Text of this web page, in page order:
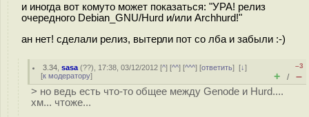
и иногда вот комуто может показаться: "УРА! релиз
очередного Debian_GNU/Hurd и/или Archhurd!"
ан нет! сделали релиз, вытерли пот со лба и забыли :-)
3.34 ,sasa (??), 17:38, 03/12/2012 [^] [^^] [^^^] [ответить][↓]
[к модератору]
–3
+ / –
> но ведь есть что-то общее между Genode и Hurd....
хм... чтоже...